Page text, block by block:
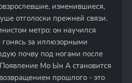
изменившиеся,
отголоски прежней связи.
метро: он научился
за иллюзорными
почву под ногами после
Мо Ын А становится
прошлого - это